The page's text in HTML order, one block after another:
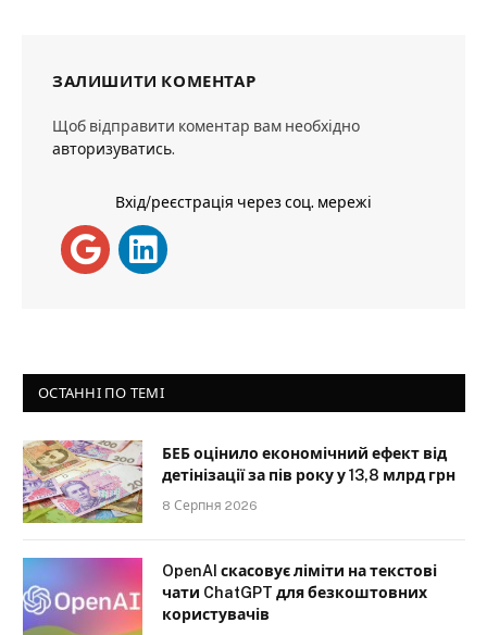
ЗАЛИШИТИ КОМЕНТАР
Щоб відправити коментар вам необхідно
авторизуватись.
Вхід/реєстрація через соц. мережі
ОСТАННІ ПО ТЕМІ
БЕБ оцінило економічний ефект від
детінізації за пів року у 13,8 млрд грн
8 Серпня 2026
OpenAI скасовує ліміти на текстові
чати ChatGPT для безкоштовних
користувачів